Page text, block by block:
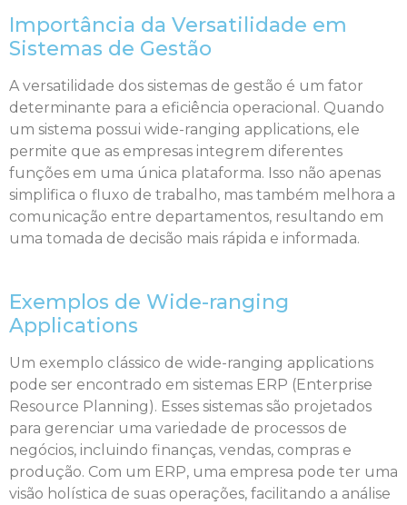
Importância da Versatilidade em
Sistemas de Gestão
A versatilidade dos sistemas de gestão é um fator
determinante para a eficiência operacional. Quando
um sistema possui wide-ranging applications, ele
permite que as empresas integrem diferentes
funções em uma única plataforma. Isso não apenas
simplifica o fluxo de trabalho, mas também melhora a
comunicação entre departamentos, resultando em
uma tomada de decisão mais rápida e informada.
Exemplos de Wide-ranging
Applications
Um exemplo clássico de wide-ranging applications
pode ser encontrado em sistemas ERP (Enterprise
Resource Planning). Esses sistemas são projetados
para gerenciar uma variedade de processos de
negócios, incluindo finanças, vendas, compras e
produção. Com um ERP, uma empresa pode ter uma
visão holística de suas operações, facilitando a análise